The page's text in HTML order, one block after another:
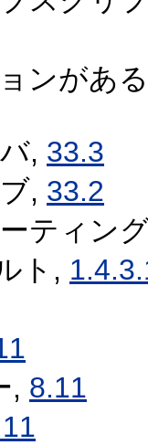
ンがあ
, 33.3
, 33.2
ティン
ト,
, 8.11